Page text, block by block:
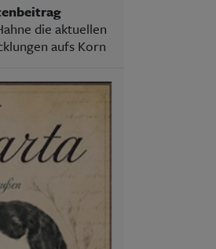
die aktuellen
aufs Korn